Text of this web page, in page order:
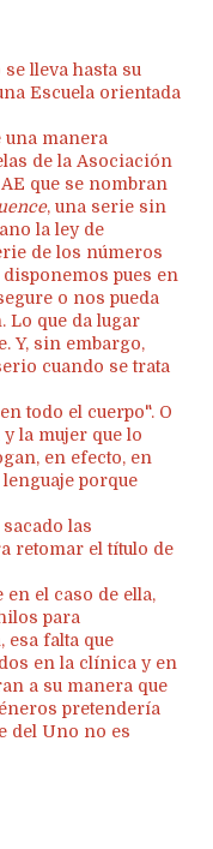
lleva hasta su
Escuela orientada
una manera
de la Asociación
que se nombran
, una serie sin
la ley de
de los números
pues en
o nos pueda
Lo que da lugar
Y, sin embargo,
cuando se trata
todo el cuerpo". O
la mujer que lo
en efecto, en
porque
las
retomar el título de
el caso de ella,
para
esa falta que
en la clínica y en
a su manera que
pretendería
del Uno no es